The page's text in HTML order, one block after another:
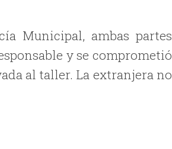
Municipal, ambas partes
y se comprometió
al taller. La extranjera no